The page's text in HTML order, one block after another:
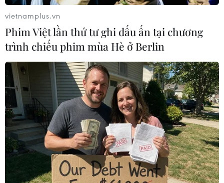
Ông nói: "Chúng tôi sẵn sàng trao đổi tù nhân
bất cứ lúc nào phía Mỹ thể hiện sự sẵn sàng"./.
(Vietnam+)
vietnamplus.vn
Phim Việt lần thứ tư ghi dấu ấn tại chương
trình chiếu phim mùa Hè ở Berlin